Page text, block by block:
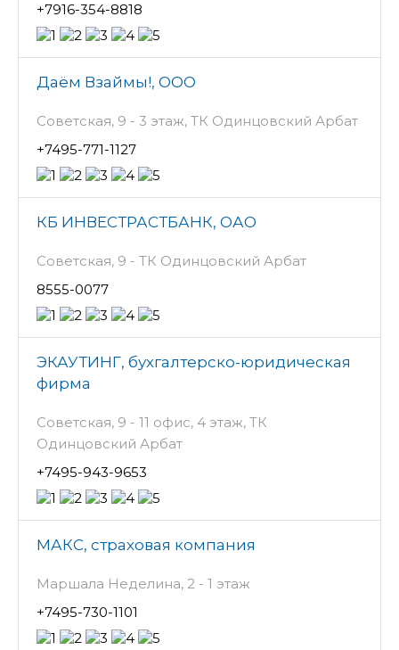
+7916-354-8818
Даём Взаймы!, ООО
Советская, 9 - 3 этаж, ТК Одинцовский Арбат
+7495-771-1127
КБ ИНВЕСТРАСТБАНК, ОАО
Советская, 9 - ТК Одинцовский Арбат
8555-0077
ЭКАУТИНГ, бухгалтерско-юридическая
фирма
Советская, 9 - 11 офис, 4 этаж, ТК
Одинцовский Арбат
+7495-943-9653
МАКС, страховая компания
Маршала Неделина, 2 - 1 этаж
+7495-730-1101